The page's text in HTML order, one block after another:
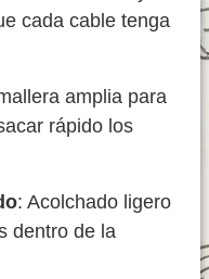
cada cable tenga
amplia para
rápido los
: Acolchado ligero
dentro de la